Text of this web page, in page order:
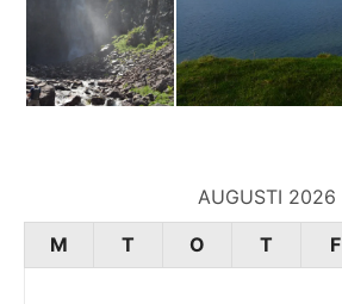
AUGUSTI 2026
M
T O T F